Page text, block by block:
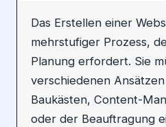
Das Erstellen einer
mehrstufiger Prozess,
Planung erfordert. Sie
verschiedenen
Baukästen, Content-
oder der Beauftragung